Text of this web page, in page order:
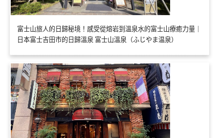
富士山旅人的日歸秘境！感受從熔岩到溫泉水的富士山療癒力量｜
日本富士吉田市的日歸溫泉 富士山溫泉（ふじやま温泉）